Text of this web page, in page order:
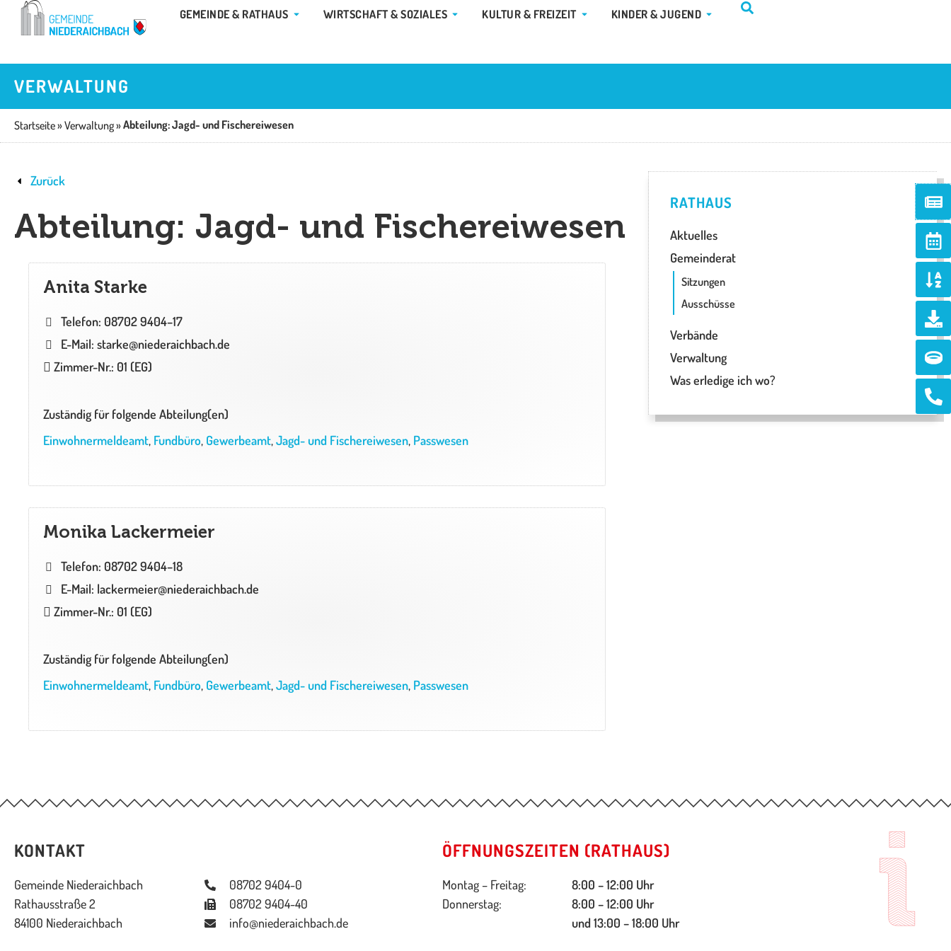
Zum
GEMEINDE & RATHAUS ÖFFNE GEMEINDE & RATHAUS
WIRTSCHAFT & SOZIALES ÖFFNE WIRTSCHAFT & SOZIALES
KULTUR & FREIZEIT ÖFFNE KULTUR & FREIZEIT
KINDER & JUGEND ÖFFNE KINDER & JUGEND
VERWALTUNG
Startseite»Verwaltung»Abteilung: Jagd- und Fischereiwesen
Zurück
Abteilung: Jagd- und Fischereiwesen
Anita Starke
Telefon: 08702 9404–17
E-Mail: starke@niederaichbach.de
Zimmer-Nr.: 01 (EG)
Zuständig für folgende Abteilung(en)
Einwohnermeldeamt, Fundbüro, Gewerbeamt,Jagd- und Fischereiwesen, Passwesen
Monika Lackermeier
Telefon: 08702 9404–18
E-Mail: lackermeier@niederaichbach.de
Zimmer-Nr.: 01 (EG)
Zuständig für folgende Abteilung(en)
Einwohnermeldeamt, Fundbüro, Gewerbeamt,Jagd- und Fischereiwesen, Passwesen
RATHAUS
Aktuelles
Gemeinderat
Sitzungen
Ausschüsse
Verbände
Verwaltung
Was erledige ich wo?
KONTAKT
Gemeinde Niederaichbach
Rathausstraße 2
84100 Niederaichbach
08702 9404-0
08702 9404-40
info@niederaichbach.de
ÖFFNUNGSZEITEN (RATHAUS)
Montag – Freitag:
8:00 – 12:00 Uhr
Donnerstag:
8:00 – 12:00 Uhr
und 13:00 – 18:00 Uhr
alt
alt